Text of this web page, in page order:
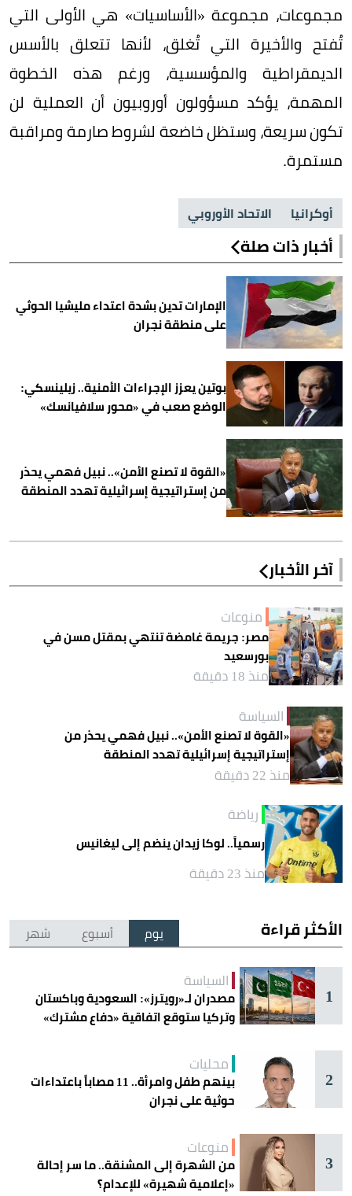
مجموعات، مجموعة «الأساسيات» هي الأولى التي
تُفتح والأخيرة التي تُغلق، لأنها تتعلق بالأسس
الديمقراطية والمؤسسية، ورغم هذه الخطوة
المهمة، يؤكد مسؤولون أوروبيون أن العملية لن
تكون سريعة، وستظل خاضعة لشروط صارمة ومراقبة
مستمرة.
أوكرانيا الاتحاد الأوروبي
أخبار ذات صلة
الإمارات تدين بشدة اعتداء مليشيا الحوثي
على منطقة نجران
بوتين يعزز الإجراءات الأمنية.. زيلينسكي:
الوضع صعب في «محور سلافيانسك»
«القوة لا تصنع الأمن».. نبيل فهمي يحذر
من إستراتيجية إسرائيلية تهدد المنطقة
آخر الأخبار
منوعات
مصر: جريمة غامضة تنتهي بمقتل مسن في
بورسعيد
منذ 18 دقيقة
السياسة
«القوة لا تصنع الأمن».. نبيل فهمي يحذر من
إستراتيجية إسرائيلية تهدد المنطقة
منذ 22 دقيقة
رياضة
رسمياً.. لوكا زيدان ينضم إلى ليغانيس
منذ 23 دقيقة
الأكثر قراءة يوم أسبوع شهر
1
السياسة
مصدران لـ«رويترز»: السعودية وباكستان
وتركيا ستوقع اتفاقية «دفاع مشترك»
2
محليات
بينهم طفل وامرأة.. 11 مصاباً باعتداءات
حوثية على نجران
3
منوعات
من الشهرة إلى المشنقة.. ما سر إحالة
«إعلامية شهيرة» للإعدام؟